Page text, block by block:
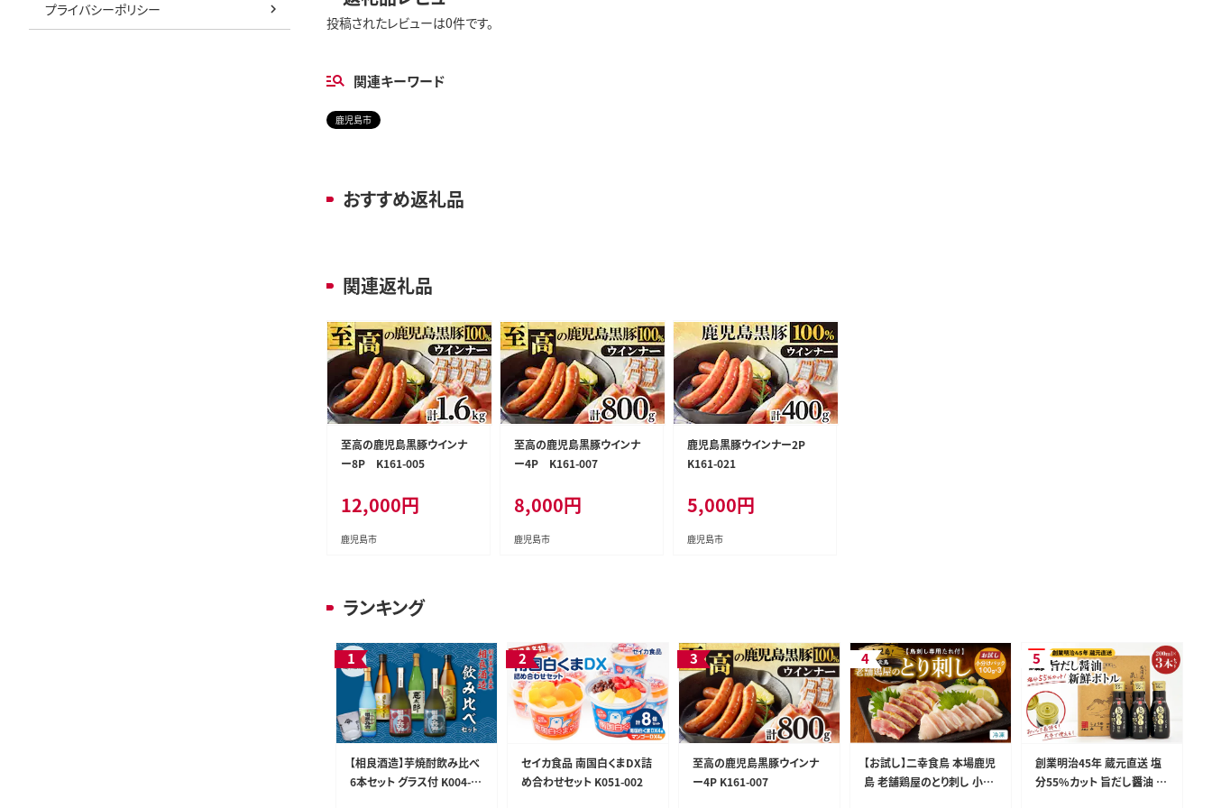
プライバシーポリシー
投稿されたレビューは0件です。
関連キーワード
鹿児島市
おすすめ返礼品
関連返礼品
至高の鹿児島黒豚ウインナ
ー8P K161-005
12,000円
鹿児島市
至高の鹿児島黒豚ウインナ
ー4P K161-007
8,000円
鹿児島市
鹿児島黒豚ウインナー2P
K161-021
5,000円
鹿児島市
ランキング
【相良酒造】芋焼酎飲み比べ
6本セット グラス付 K004-00
セイカ食品 南国白くまDX詰
め合わせセット K051-002
至高の鹿児島黒豚ウインナ
ー4P K161-007
【お試し】二幸食鳥 本場鹿児
島 老舗鶏屋のとり刺し 小分
創業明治45年 蔵元直送 塩
分55%カット 旨だし醤油 新